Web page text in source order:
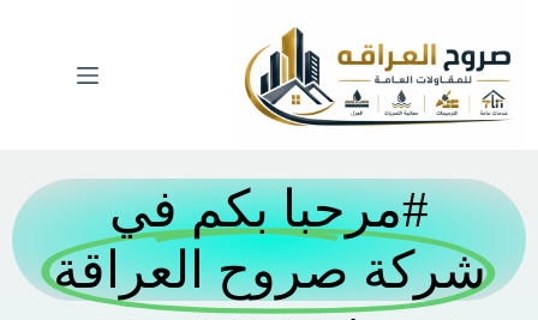
#مرحبا بكم في
شركة صروح العراقة